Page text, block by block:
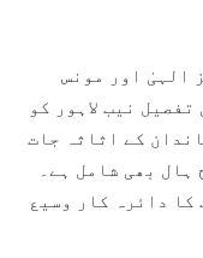
الہیٰ اور مونس
نیب لاہور کو
کے اثاثہ جات
ہال بھی شامل ہے۔
دائرہ کار وسیع